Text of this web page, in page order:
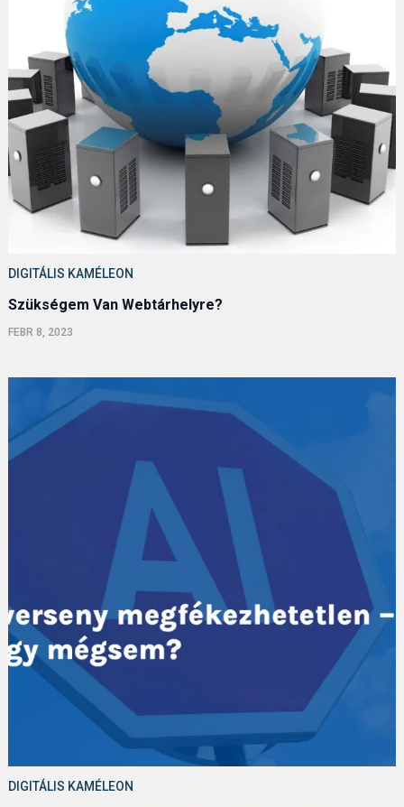
DIGITÁLIS KAMÉLEON
Szükségem Van Webtárhelyre?
FEBR 8, 2023
DIGITÁLIS KAMÉLEON